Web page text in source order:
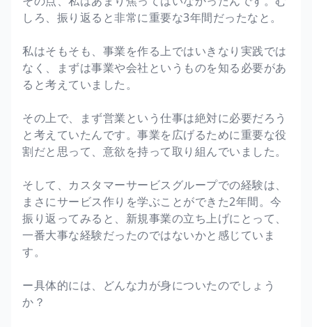
しろ、振り返ると非常に重要な3年間だったなと。
私はそもそも、事業を作る上ではいきなり実践では
なく、まずは事業や会社というものを知る必要があ
ると考えていました。
その上で、まず営業という仕事は絶対に必要だろう
と考えていたんです。事業を広げるために重要な役
割だと思って、意欲を持って取り組んでいました。
そして、カスタマーサービスグループでの経験は、
まさにサービス作りを学ぶことができた2年間。今
振り返ってみると、新規事業の立ち上げにとって、
一番大事な経験だったのではないかと感じていま
す。
ー具体的には、どんな力が身についたのでしょう
か？